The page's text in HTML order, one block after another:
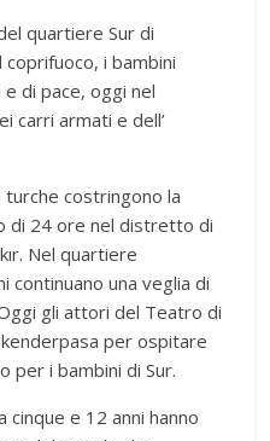
quartiere Sur di
coprifuoco, i bambini
di pace, oggi nel
carri armati e dell’
costringono la
di 24 ore nel distretto di
Nel quartiere
continuano una veglia di
gli attori del Teatro di
per ospitare
per i bambini di Sur.
e 12 anni hanno